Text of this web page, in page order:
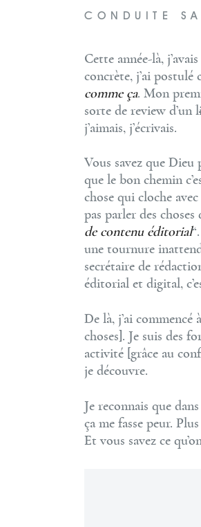
CONDUITE
Cette année-là,
concrète, j’ai postulé
comme ça. Mon
sorte de review d’un l
j’aimais, j’écrivais.
Vous savez que
que le bon chemin
chose qui cloche
pas parler des
de contenu éditorial
une tournure
secrétaire de
éditorial et digital,
De là, j’ai
choses]. Je suis des
activité [grâce au
je découvre.
Je reconnais que
ça me fasse peur.
Et vous savez ce